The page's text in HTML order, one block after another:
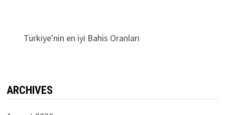
Türkiye'nin en iyi Bahis Oranları
ARCHIVES